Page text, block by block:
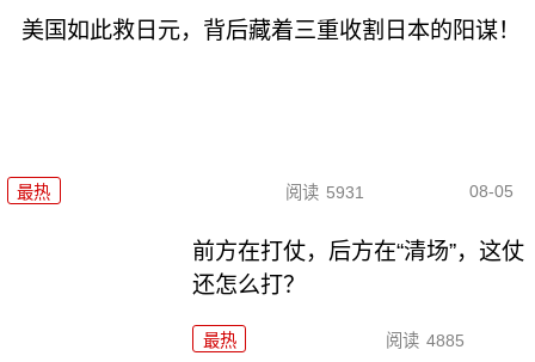
美国如此救日元，背后藏着三重收割日本的阳谋！
最热 阅读 5931 08-05
前方在打仗，后方在“清场”，这仗
还怎么打？
最热 阅读 4885